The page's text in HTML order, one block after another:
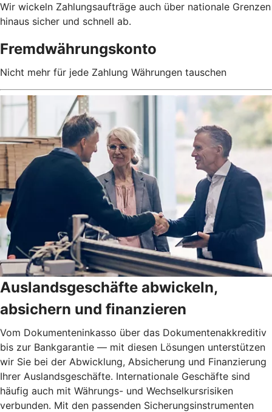
Wir wickeln Zahlungsaufträge auch über nationale Grenzen
hinaus sicher und schnell ab.
Fremdwährungskonto
Nicht mehr für jede Zahlung Währungen tauschen
Auslandsgeschäfte abwickeln,
absichern und finanzieren
Vom Dokumenteninkasso über das Dokumentenakkreditiv
bis zur Bankgarantie — mit diesen Lösungen unterstützen
wir Sie bei der Abwicklung, Absicherung und Finanzierung
Ihrer Auslandsgeschäfte. Internationale Geschäfte sind
häufig auch mit Währungs- und Wechselkursrisiken
verbunden. Mit den passenden Sicherungsinstrumenten